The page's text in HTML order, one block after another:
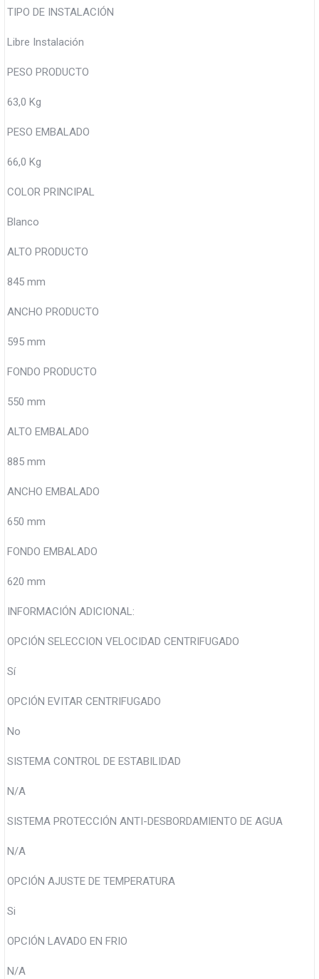
TIPO DE INSTALACIÓN
Libre Instalación
PESO PRODUCTO
63,0 Kg
PESO EMBALADO
66,0 Kg
COLOR PRINCIPAL
Blanco
ALTO PRODUCTO
845 mm
ANCHO PRODUCTO
595 mm
FONDO PRODUCTO
550 mm
ALTO EMBALADO
885 mm
ANCHO EMBALADO
650 mm
FONDO EMBALADO
620 mm
INFORMACIÓN ADICIONAL:
OPCIÓN SELECCION VELOCIDAD CENTRIFUGADO
Sí
OPCIÓN EVITAR CENTRIFUGADO
No
SISTEMA CONTROL DE ESTABILIDAD
N/A
SISTEMA PROTECCIÓN ANTI-DESBORDAMIENTO DE AGUA
N/A
OPCIÓN AJUSTE DE TEMPERATURA
Si
OPCIÓN LAVADO EN FRIO
N/A